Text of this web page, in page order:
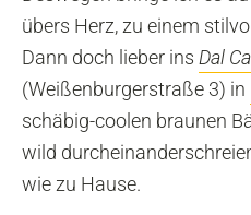
übers Herz, zu einem
Dann doch lieber ins Dal
(Weißenburgerstraße 3) in
schäbig-coolen braunen
wild
wie zu Hause.